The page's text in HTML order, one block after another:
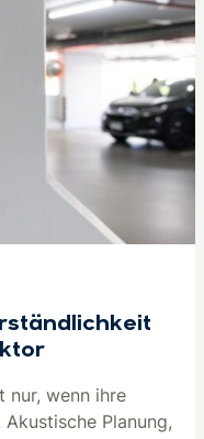
nur, wenn ihre
Planung,